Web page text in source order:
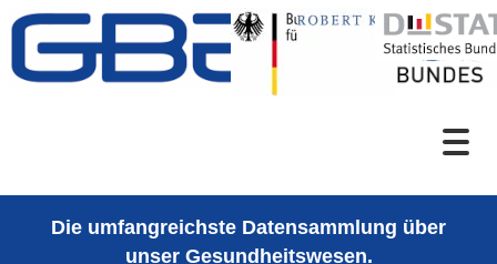
Zum Inhalt
Sprachumschaltung
Die umfangreichste Datensammlung über
unser Gesundheitswesen.